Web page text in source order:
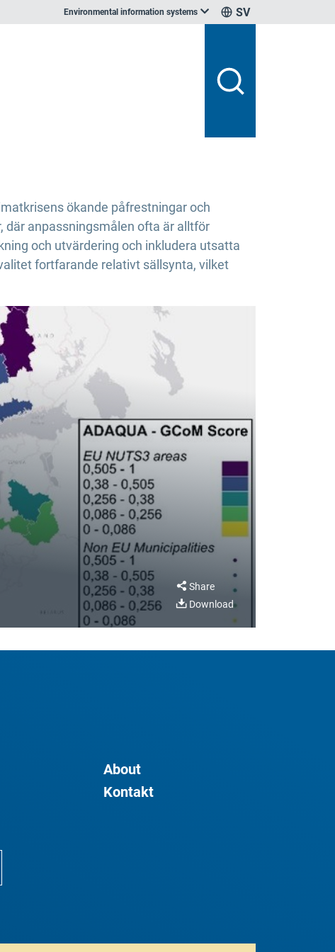
Environmental information systems SV
ökande påfrestningar och
där anpassningsmålen ofta är alltför
och utvärdering och inkludera utsatta
fortfarande relativt sällsynta, vilket
Share
Download
About
Kontakt